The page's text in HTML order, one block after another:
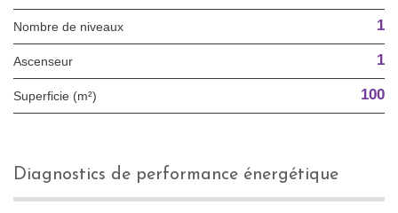
Nombre de niveaux 1
Ascenseur 1
Superficie (m²) 100
diagnostics de performance énergétique